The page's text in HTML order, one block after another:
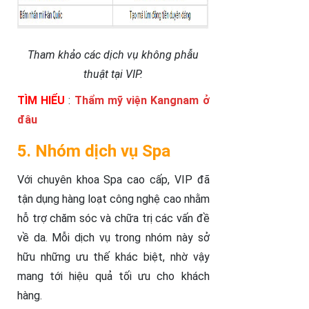
Tham khảo các dịch vụ không phẫu
thuật tại VIP.
TÌM HIỂU : Thẩm mỹ viện Kangnam ở
đâu
5. Nhóm dịch vụ Spa
Với chuyên khoa Spa cao cấp, VIP đã
tận dụng hàng loạt công nghệ cao nhằm
hỗ trợ chăm sóc và chữa trị các vấn đề
về da. Mỗi dịch vụ trong nhóm này sở
hữu những ưu thế khác biệt, nhờ vậy
mang tới hiệu quả tối ưu cho khách
hàng.